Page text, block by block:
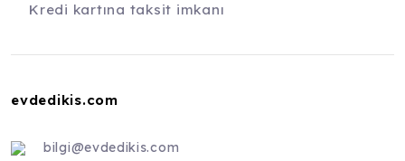
Kredi kartına taksit imkanı
evdedikis.com
bilgi@evdedikis.com